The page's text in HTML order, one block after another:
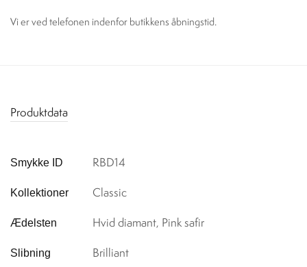
Vi er ved telefonen indenfor butikkens åbningstid.
Produktdata
Smykke ID RBD14
Kollektioner Classic
Ædelsten Hvid diamant, Pink safir
Slibning Brilliant